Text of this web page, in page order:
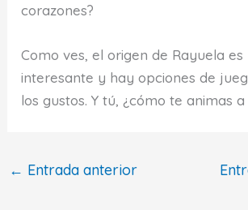
corazones?
Como ves, el origen de Rayuela es
interesante y hay opciones de
los gustos. Y tú, ¿cómo te animas
← Entrada anterior